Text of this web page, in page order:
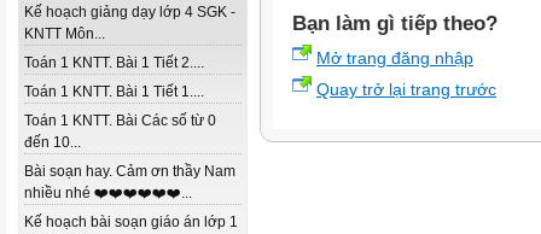
Kế hoạch giảng dạy lớp 4 SGK -
KNTT Môn...
Toán 1 KNTT. Bài 1 Tiết 2....
Toán 1 KNTT. Bài 1 Tiết 1....
Toán 1 KNTT. Bài Các số từ 0
đến 10...
Bài soạn hay. Cảm ơn thầy Nam
nhiều nhé ❤️❤️❤️❤️❤️❤️...
Kế hoạch bài soạn giáo án lớp 1
Bạn làm gì tiếp theo?
Mở trang đăng nhập
Quay trở lại trang trước